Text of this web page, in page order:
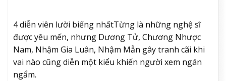
4 diễn viên lười biếng nhấtTừng là những nghệ sĩ
được yêu mến, nhưng Dương Tử, Chương Nhược
Nam, Nhậm Gia Luân, Nhậm Mẫn gây tranh cãi khi
vai nào cũng diễn một kiểu khiến người xem ngán
ngẩm.